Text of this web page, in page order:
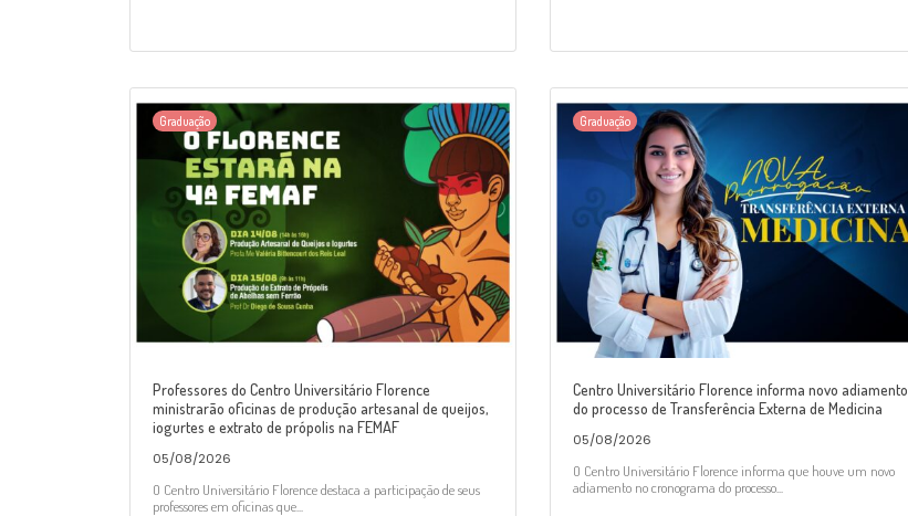
Graduação
Professores do Centro Universitário Florence
ministrarão oficinas de produção artesanal de queijos,
iogurtes e extrato de própolis na FEMAF
05/08/2026
O Centro Universitário Florence destaca a participação de seus
professores em oficinas que...
Graduação
Centro Universitário Florence informa novo adiamento
do processo de Transferência Externa de Medicina
05/08/2026
O Centro Universitário Florence informa que houve um novo
adiamento no cronograma do processo...